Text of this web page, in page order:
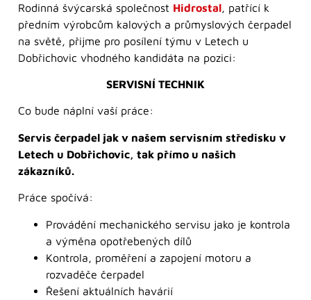
Rodinná švýcarská společnost Hidrostal , patřící k
předním výrobcům kalových a průmyslových čerpadel
na světě, přijme pro posílení týmu v Letech u
Dobřichovic vhodného kandidáta na pozici:
SERVISNÍ TECHNIK
Co bude náplní vaší práce:
Servis čerpadel jak v našem servisním středisku v
Letech u Dobřichovic, tak přímo u našich
zákazníků.
Práce spočívá:
Provádění mechanického servisu jako je kontrola
a výměna opotřebených dílů
Kontrola, proměření a zapojení motoru a
rozvaděče čerpadel
Řešení aktuálních havárií